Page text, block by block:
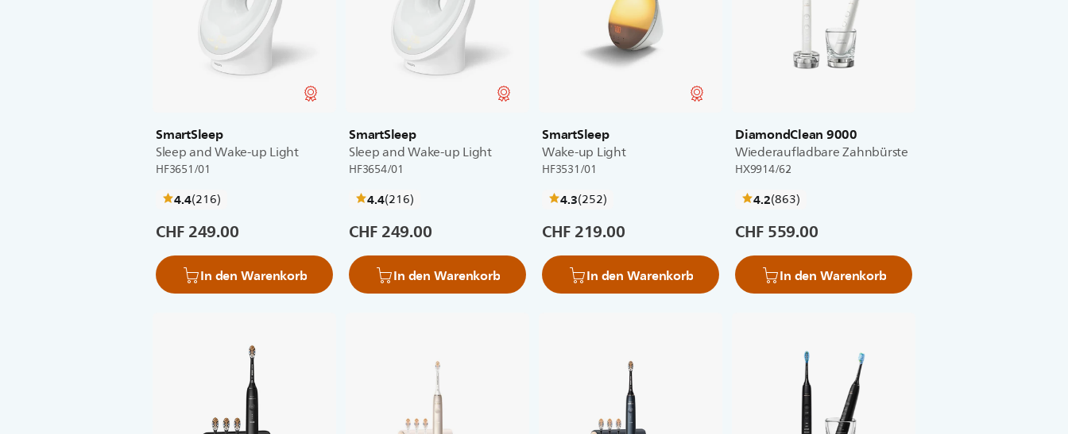
SmartSleep
Sleep and Wake-up Light
HF3651/01
4.4(216bewertungen
)
CHF 249.00
In den Warenkorb
SmartSleep
Sleep and Wake-up Light
HF3654/01
4.4(216bewertungen
)
CHF 249.00
In den Warenkorb
SmartSleep
Wake-up Light
HF3531/01
4.3(252bewertungen
)
CHF 219.00
In den Warenkorb
DiamondClean 9000
Wiederaufladbare Zahnbürste
HX9914/62
4.2(863bewertungen
)
CHF 559.00
In den Warenkorb